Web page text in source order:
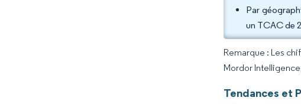
Par
un TCAC de
Remarque : Les
Mordor
Tendances et